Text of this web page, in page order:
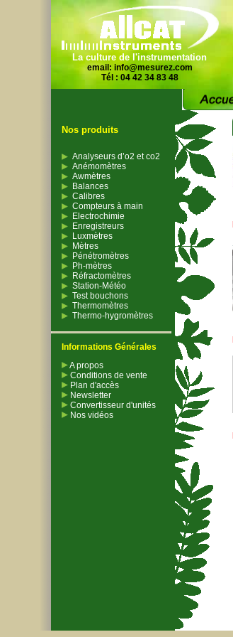
La culture de l'instrumentation
email: info@mesurez.com
Tél : 04 42 34 83 48
Nos produits
Analyseurs d’o2 et co2
Anémomètres
Awmètres
Balances
Calibres
Compteurs à main
Electrochimie
Enregistreurs
Luxmètres
Mètres
Pénétromètres
Ph-mètres
Réfractomètres
Station-Météo
Test bouchons
Thermomètres
Thermo-hygromètres
Informations Générales
A propos
Conditions de vente
Plan d'accès
Newsletter
Convertisseur d'unités
Nos vidéos